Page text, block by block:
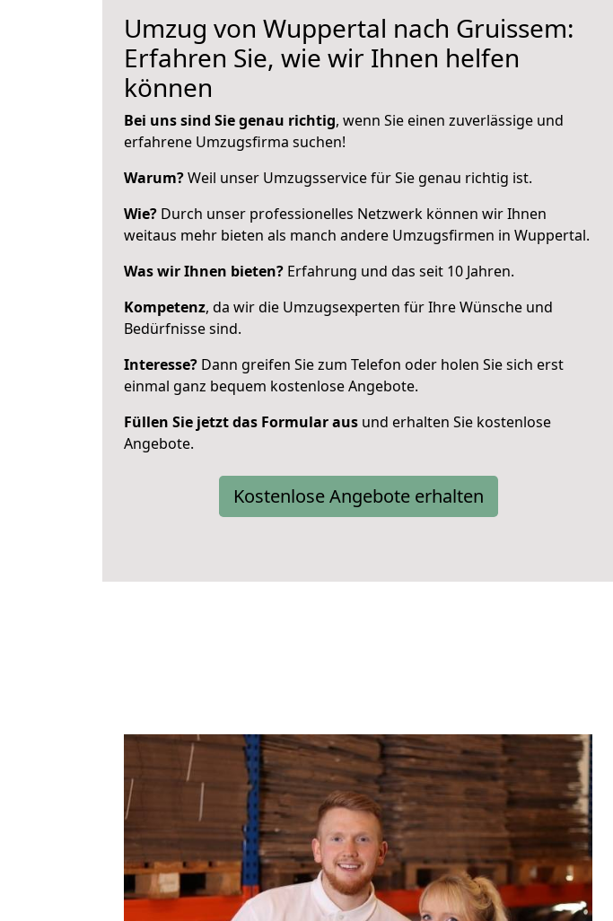
Umzug von Wuppertal nach Gruissem:
Erfahren Sie, wie wir Ihnen helfen
können
Bei uns sind Sie genau richtig, wenn Sie einen zuverlässige und
erfahrene Umzugsfirma suchen!
Warum?Weil unser Umzugsservice für Sie genau richtig ist.
Wie? Durch unser professionelles Netzwerk können wir Ihnen
weitaus mehr bieten als manch andere Umzugsfirmen in Wuppertal.
Was wir Ihnen bieten? Erfahrung und das seit 10 Jahren.
Kompetenz, da wir die Umzugsexperten für Ihre Wünsche und
Bedürfnisse sind.
Interesse? Dann greifen Sie zum Telefon oder holen Sie sich erst
einmal ganz bequem kostenlose Angebote.
Füllen Sie jetzt das Formular aus und erhalten Sie kostenlose
Angebote.
Kostenlose Angebote erhalten